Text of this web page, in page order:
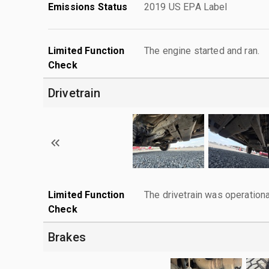
Emissions Status 2019 US EPA Label
Limited Function
Check
The engine started and ran.
Drivetrain
Limited Function
Check
The drivetrain was
Brakes